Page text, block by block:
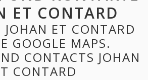
ET CONTARD
ET CONTARD
GOOGLE MAPS.
CONTACTS JOHAN
CONTARD